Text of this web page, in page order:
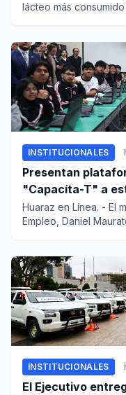
lácteo más
INSTITUCIONALES
Presentan
"Capacíta-T" a
Huaraz en Línea. - El
Empleo, Daniel
INSTITUCIONALES
El Ejecutivo